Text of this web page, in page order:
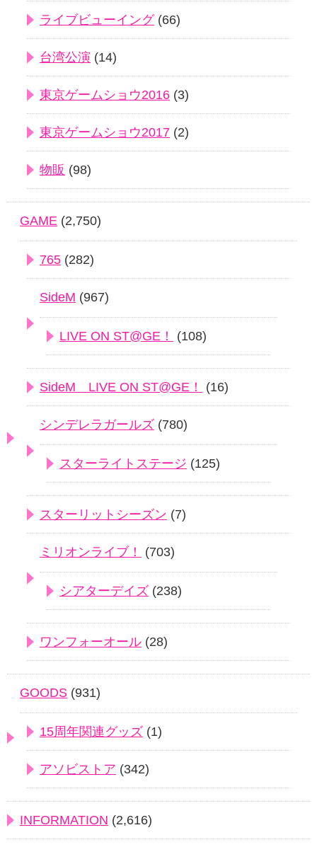
ライブビューイング(66)
台湾公演 (14)
東京ゲームショウ2016 (3)
東京ゲームショウ2017 (2)
物販 (98)
GAME (2,750)
765 (282)
SideM (967)
LIVE ON ST@GE！ (108)
SideM LIVE ON ST@GE！ (16)
シンデレラガールズ (780)
スターライトステージ (125)
スターリットシーズン (7)
ミリオンライブ！ (703)
シアターデイズ (238)
ワンフォーオール (28)
GOODS (931)
15周年関連グッズ (1)
アソビストア (342)
INFORMATION (2,616)